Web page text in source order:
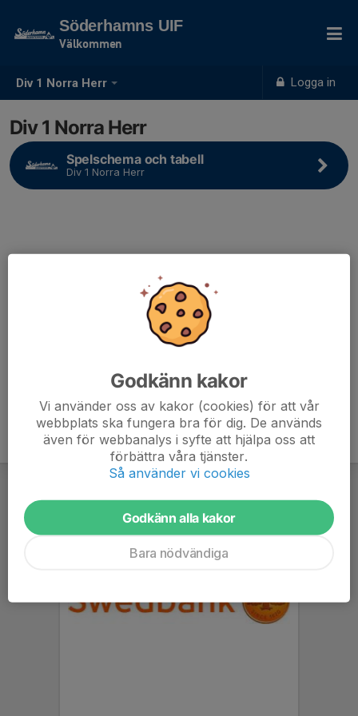
Div 1 Norra Herr Logga in
Söderhamns UIF
Välkommen
Div 1 Norra Herr
Spelschema och tabell
Div 1 Norra Herr
Godkänn kakor
Vi använder oss av kakor (cookies) för att vår
webbplats ska fungera bra för dig. De används
även för webbanalys i syfte att hjälpa oss att
förbättra våra tjänster.
Så använder vi cookies
Godkänn alla kakor
Bara nödvändiga